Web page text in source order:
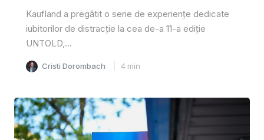
Kaufland a pregătit o serie de experiențe dedicate
iubitorilor de distracție la cea de-a 11-a ediție
UNTOLD,...
Cristi Dorombach 4 min